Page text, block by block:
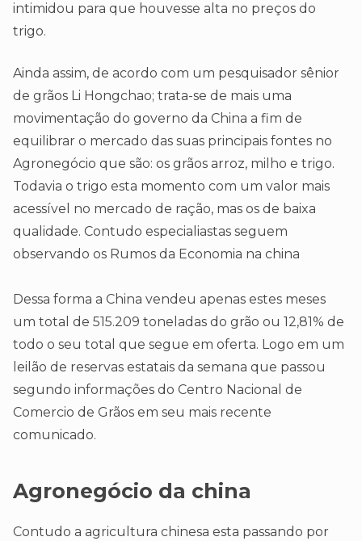
intimidou para que houvesse alta no preços do
trigo.
Ainda assim, de acordo com um pesquisador sênior
de grãos Li Hongchao; trata-se de mais uma
movimentação do governo da China a fim de
equilibrar o mercado das suas principais fontes no
Agronegócio que são: os grãos arroz, milho e trigo.
Todavia o trigo esta momento com um valor mais
acessível no mercado de ração, mas os de baixa
qualidade. Contudo especialiastas seguem
observando os Rumos da Economia na china
Dessa forma a China vendeu apenas estes meses
um total de 515.209 toneladas do grão ou 12,81% de
todo o seu total que segue em oferta. Logo em um
leilão de reservas estatais da semana que passou
segundo informações do Centro Nacional de
Comercio de Grãos em seu mais recente
comunicado.
Agronegócio da china
Contudo a agricultura chinesa esta passando por